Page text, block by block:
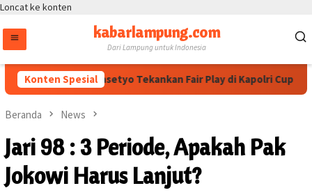
Loncat ke konten
kabarlampung.com
Dari Lampung untuk Indonesia
Konten Spesial
Dedi Prasetyo Tekankan Fair Play di Kapolri Cup 2026
Beranda News
Jari 98 : 3 Periode, Apakah Pak
Jokowi Harus Lanjut?